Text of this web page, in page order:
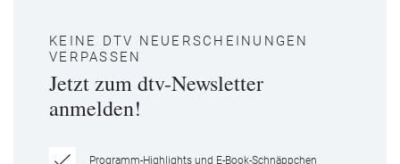
KEINE DTV NEUERSCHEINUNGEN
VERPASSEN
Jetzt zum dtv-Newsletter
anmelden!
Programm-Highlights und E-Book-Schnäppchen